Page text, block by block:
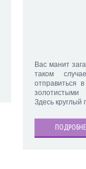
Вас манит
таком
отправиться
золотистыми
Здесь круглый